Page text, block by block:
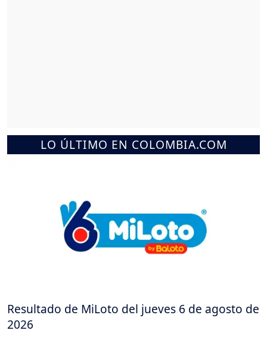
LO ÚLTIMO EN COLOMBIA.COM
Resultado de MiLoto del jueves 6 de agosto de
2026